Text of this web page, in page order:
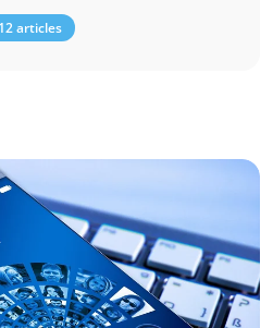
12 articles